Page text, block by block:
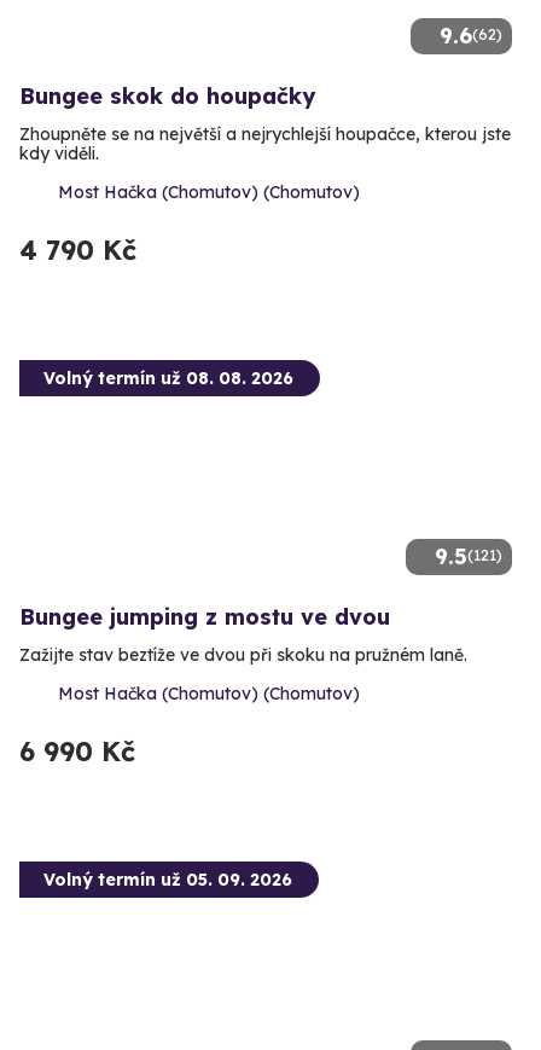
9.6(62)
Bungee skok do houpačky
Zhoupněte se na největší a nejrychlejší houpačce, kterou jste
kdy viděli.
Most Hačka (Chomutov) (Chomutov)
4 790 Kč
9.5(121)
Volný termín už 08. 08. 2026
Bungee jumping z mostu ve dvou
Zažijte stav beztíže ve dvou při skoku na pružném laně.
Most Hačka (Chomutov) (Chomutov)
6 990 Kč
Volný termín už 05. 09. 2026